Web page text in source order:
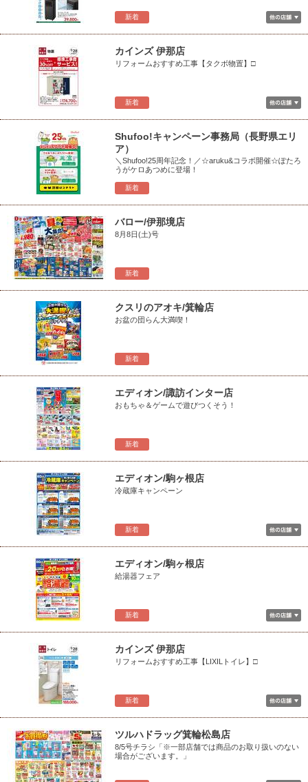
新着
新着
カインズ 伊那店
リフォームおすすめ工事【タクボ物置】□
新着
Shufoo!キャンペーン事務局（長野県エリ
ア）
＼Shufoo!25周年記念！／☆aruku&コラボ開催☆ぽたろ
うがケロあつめに登場！
新着
バロー/伊那境店
8月8日(土)号
新着
クスリのアオキ/箕輪店
お盆の団らん大満喫！
新着
エディオン/諏訪インター店
おもちゃ＆ゲームで遊びつくそう！
新着
エディオン/駒ヶ根店
冷蔵庫キャンペーン
新着
エディオン/駒ヶ根店
給湯器フェア
新着
カインズ 伊那店
リフォームおすすめ工事【LIXILトイレ】□
ツルハドラッグ箕輪松島店
8/5号チラシ「※一部店舗では商品のお取り扱いのない
場合がございます。」